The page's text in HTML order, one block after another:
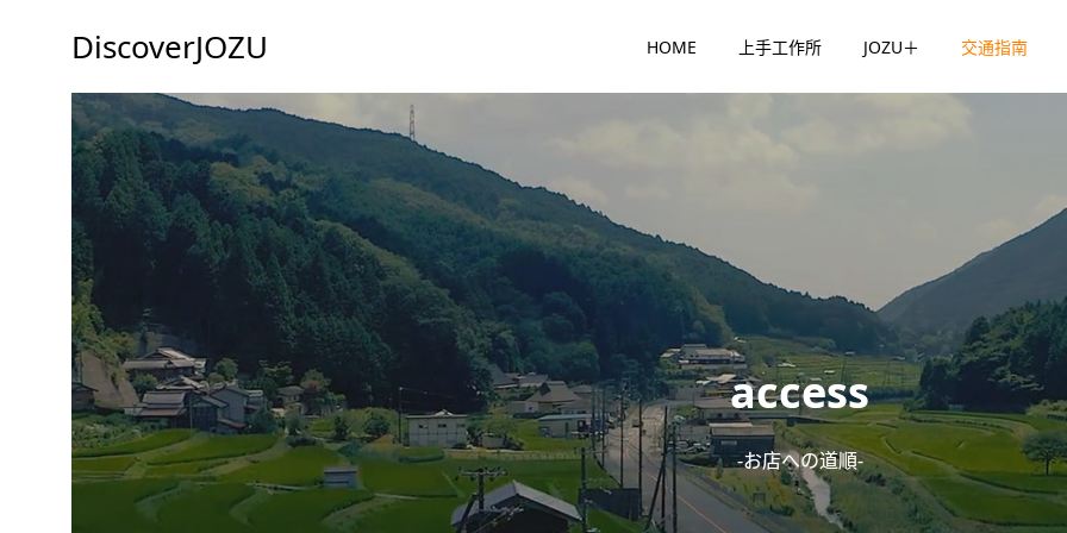
DiscoverJOZU HOME 上手工作所 JOZU＋ 交通指南
access
-お店への道順-